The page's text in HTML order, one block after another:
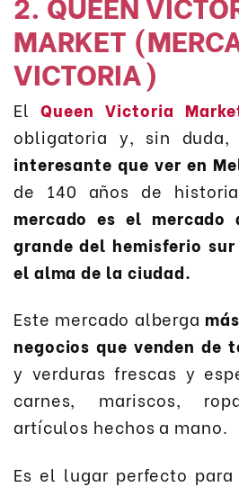
MARKET
VICTORIA)
ElQueen Victoria
obligatoria y, sin duda,
interesante que ver en
de 140 años de
mercado es el
grande del hemisferio
el alma de la ciudad.
Este mercado alberga
negocios que venden de
y verduras frescas y
carnes, mariscos,
artículos hechos a mano.
Es el lugar perfecto